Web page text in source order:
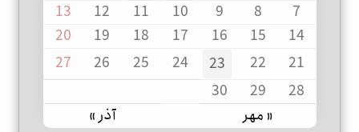
« مهر آذر »
7
8
9
10
11
12
13
14
15
16
17
18
19
20
21
22
23
24
25
26
27
28
29
30